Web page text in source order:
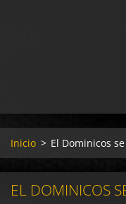
Inicio > El Dominicos
EL DOMINICOS